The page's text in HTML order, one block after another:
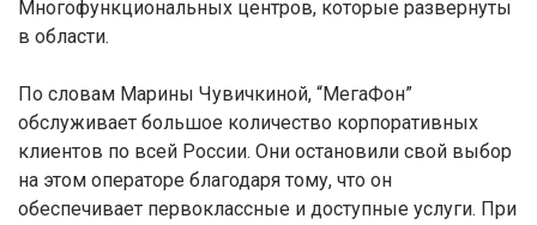
Многофункциональных центров, которые развернуты
в области.
По словам Марины Чувичкиной, “МегаФон”
обслуживает большое количество корпоративных
клиентов по всей России. Они остановили свой выбор
на этом операторе благодаря тому, что он
обеспечивает первоклассные и доступные услуги. При